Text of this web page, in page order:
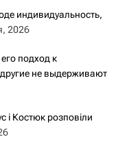
индивидуальность,
2026
подход к
не выдерживают
і Костюк розповіли